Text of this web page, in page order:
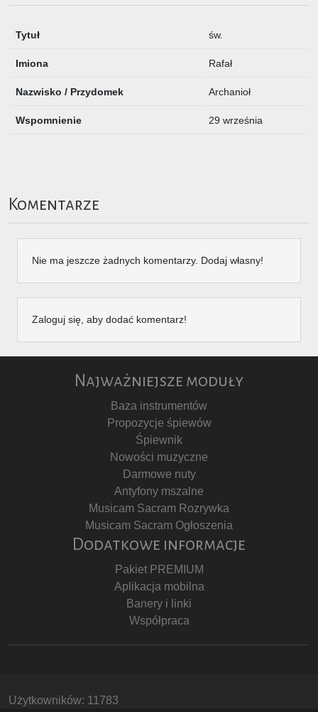
Tytuł św.
Imiona Rafał
Nazwisko / Przydomek Archanioł
Wspomnienie 29 września
Komentarze
Nie ma jeszcze żadnych komentarzy. Dodaj własny!
Zaloguj się, aby dodać komentarz!
Najważniejsze moduły
Baza instrumentów
Propozycje śpiewów
Śpiewnik
Nowości muzyczne
Darmowe nuty
Antyfony mszalne
Musicam Sacram Rozrywka
Musicam Sacram Ogłoszenia
Dodatkowe informacje
Pakiet PREMIUM
Aplikacja mobilna
Banery i linki
Współpraca
Użytkowników: 11783